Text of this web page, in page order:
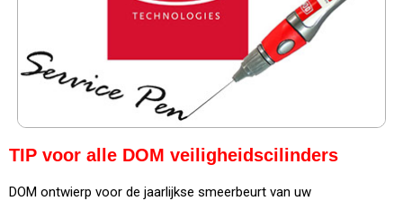
TIP voor alle DOM veiligheidscilinders
DOM ontwierp voor de jaarlijkse smeerbeurt van uw